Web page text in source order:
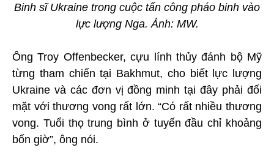
Binh sĩ Ukraine trong cuộc tấn công pháo binh vào
lực lượng Nga. Ảnh: MW.
Ông Troy Offenbecker, cựu lính thủy đánh bộ Mỹ
từng tham chiến tại Bakhmut, cho biết lực lượng
Ukraine và các đơn vị đồng minh tại đây phải đối
mặt với thương vong rất lớn. “Có rất nhiều thương
vong. Tuổi thọ trung bình ở tuyến đầu chỉ khoảng
bốn giờ”, ông nói.